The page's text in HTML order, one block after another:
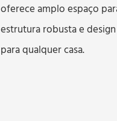
oferece amplo espaço
estrutura robusta e
para qualquer casa.